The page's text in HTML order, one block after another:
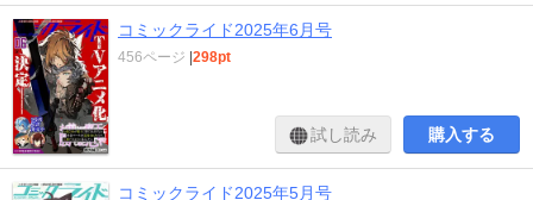
コミックライド2025年6月号
456ページ |298pt
試し読み 購入する
コミックライド2025年5月号